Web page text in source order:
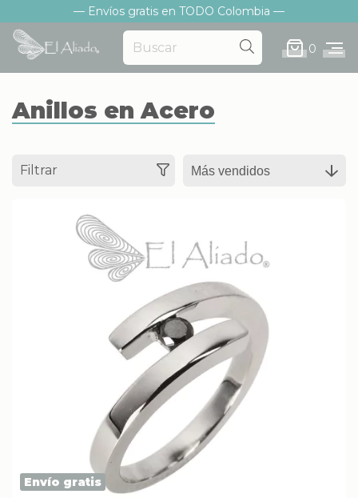
— Envíos gratis en TODO Colombia —
0
Anillos en Acero
Filtrar
Envío gratis